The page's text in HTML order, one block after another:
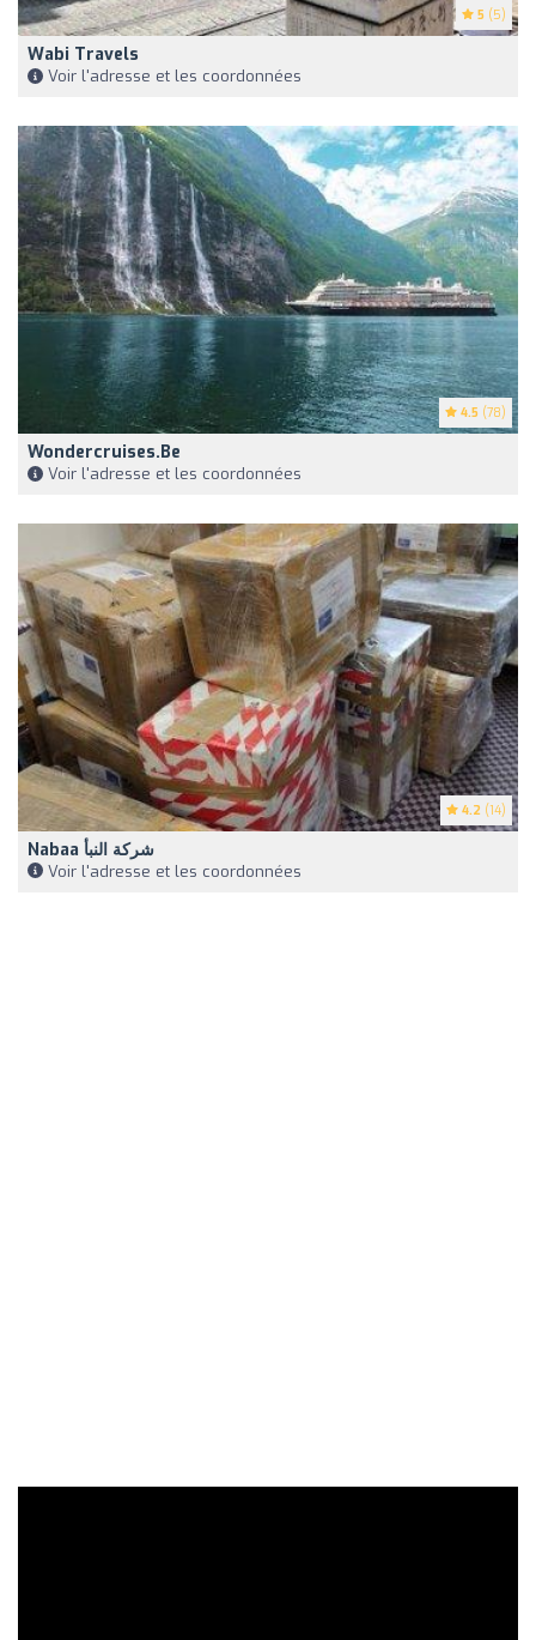
5 (5)
Wabi Travels
Voir l'adresse et les coordonnées
4.5 (78)
Wondercruises.be
Voir l'adresse et les coordonnées
4.2 (14)
Nabaa شركة النبأ
Voir l'adresse et les coordonnées